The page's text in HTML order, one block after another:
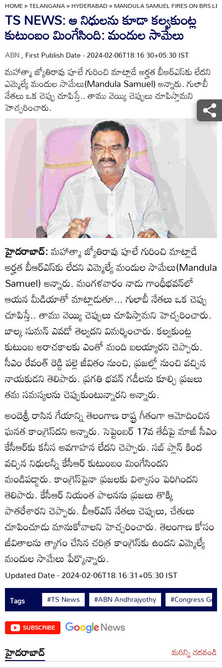
HOME»TELANGANA»HYDERABAD»MANDULA SAMUEL FIRES ON BRS
TS NEWS: ఆ నిధులను కూడా కల్వకుంట్ల
కుటుంబం మింగేసింది: మందుల సామేలు
ABN, First Publish Date - 2024-02-06T18:16:30+05:30 IST
మహాత్మా జ్యోతిరావు పూలే గురించి మాట్లాడే అర్హత బీఆర్ఎస్‌కు లేదని
ఎమ్మెల్యే మందుల సామేలు(Mandula Samuel) అన్నారు. గులాబీ
నేతలు ఒక చెప్పు చూపిస్తే.. తాము వెయ్యి చెప్పులు చూపిస్తామని
హెచ్చరించారు.
హైదరాబాద్:మహాత్మా జ్యోతిరావు పూలే గురించి మాట్లాడే
అర్హత బీఆర్ఎస్‌కు లేదని ఎమ్మెల్యే మందుల సామేలు(Mandula
Samuel) అన్నారు. మంగళవారం నాడు గాంధీభవన్‌లో
ఆయన మీడియాతో మాట్లాడుతూ... గులాబీ నేతలు ఒక చెప్పు
చూపిస్తే.. తాము వెయ్యి చెప్పులు చూపిస్తామని హెచ్చరించారు.
బాల్క సుమన్ ఎవడో తెల్వదని విమర్శించారు. కల్వకుంట్ల
కుటుంబ అరాచకాలకు ఎంతో మంది బలయ్యారని చెప్పారు.
సీఎం రేవంత్ రెడ్డి పల్లె జీవితం నుంచి, ప్రజల్లో నుంచి వచ్చిన
నాయకుడని తెలిపారు. ప్రగతి భవన్ గడీలను కూల్చి ప్రజలు
తమ సమస్యలను చెప్పుకుంటున్నారని అన్నారు.
అందెశ్రీ రాసిన గేయాన్ని తెలంగాణ రాష్ట్ర గీతంగా ఆమోదించిన
ఘనత కాంగ్రెస్‌దని అన్నారు. సెప్టెంబర్ 17వ తేదీపై మాజీ సీఎం
కేసీఆర్‌‌కు కనీస అవగాహన లేదని చెప్పారు. సబ్ ప్లాన్ కింద
వచ్చిన నిధులన్నీ కేసీఆర్ కుటుంబం మింగేసిందని
మండిపడ్డారు. కాంగ్రెస్‌పైనా ప్రజలకు విశ్వాసం పెరిగిందని
తెలిపారు. కేసీఆర్ నియంత పాలనను ప్రజలు తొక్కి
పాతరేశారని చెప్పారు. బీఆర్ఎస్ నేతలు చెప్పులు, చేతులు
చూపించూడు మానుకోవాలని హెచ్చరించారు. తెలంగాణ కోసం
జీవితాలను త్యాగం చేసిన చరిత్ర కాంగ్రెస్‌కు ఉందని ఎమ్మెల్యే
మందుల సామేలు పేర్కొన్నారు.
Updated Date - 2024-02-06T18:16:31+05:30 IST
Tags #TS News #ABN Andhrajyothy #Congress Govt
SUBSCRIBE
హైదరాబాద్ మరిన్ని చదవండి